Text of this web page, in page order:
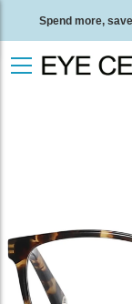
Spend more,
Free